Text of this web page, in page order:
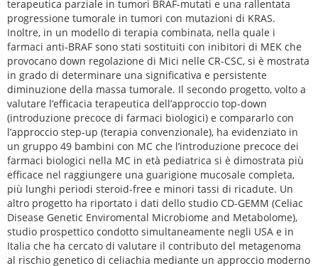
terapeutica parziale in tumori BRAF-mutati e una rallentata
progressione tumorale in tumori con mutazioni di KRAS.
Inoltre, in un modello di terapia combinata, nella quale i
farmaci anti-BRAF sono stati sostituiti con inibitori di MEK che
provocano down regolazione di Mici nelle CR-CSC, si è mostrata
in grado di determinare una significativa e persistente
diminuzione della massa tumorale. Il secondo progetto, volto a
valutare l’efficacia terapeutica dell’approccio top-down
(introduzione precoce di farmaci biologici) e compararlo con
l’approccio step-up (terapia convenzionale), ha evidenziato in
un gruppo 49 bambini con MC che l’introduzione precoce dei
farmaci biologici nella MC in età pediatrica si è dimostrata più
efficace nel raggiungere una guarigione mucosale completa,
più lunghi periodi steroid-free e minori tassi di ricadute. Un
altro progetto ha riportato i dati dello studio CD-GEMM (Celiac
Disease Genetic Enviromental Microbiome and Metabolome),
studio prospettico condotto simultaneamente negli USA e in
Italia che ha cercato di valutare il contributo del metagenoma
al rischio genetico di celiachia mediante un approccio moderno